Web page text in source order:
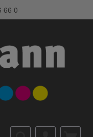
66 0